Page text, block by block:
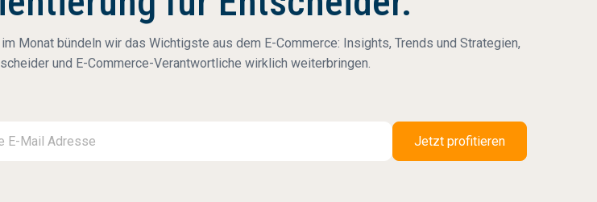
im Monat bündeln wir das Wichtigste aus dem E-Commerce: Insights, Trends und Strategien,
und E-Commerce-Verantwortliche wirklich weiterbringen.